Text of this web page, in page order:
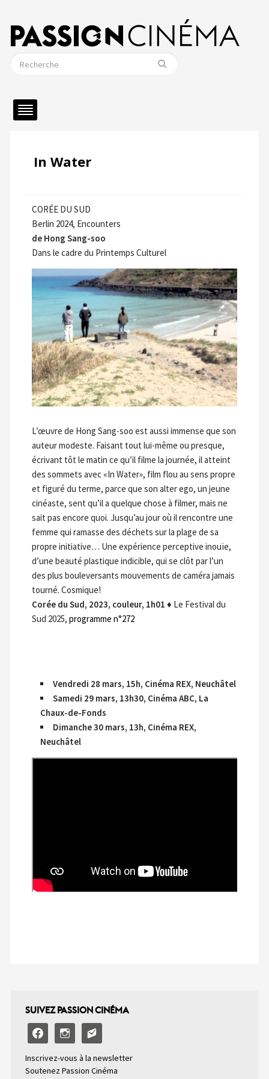
In Water
CORÉE DU SUD
Berlin 2024, Encounters
de Hong Sang-soo
Dans le cadre du Printemps Culturel
L’œuvre de Hong Sang-soo est aussi immense que son
auteur modeste. Faisant tout lui-même ou presque,
écrivant tôt le matin ce qu’il filme la journée, il atteint
des sommets avec «In Water», film flou au sens propre
et figuré du terme, parce que son alter ego, un jeune
cinéaste, sent qu’il a quelque chose à filmer, mais ne
sait pas encore quoi. Jusqu’au jour où il rencontre une
femme qui ramasse des déchets sur la plage de sa
propre initiative… Une expérience perceptive inouïe,
d’une beauté plastique indicible, qui se clôt par l’un
des plus bouleversants mouvements de caméra jamais
tourné. Cosmique!
Corée du Sud, 2023, couleur, 1h01 ♦ Le Festival du
Sud 2025, programme n°272
Vendredi 28 mars, 15h, Cinéma REX, Neuchâtel
Samedi 29 mars, 13h30, Cinéma ABC, La
Chaux-de-Fonds
Dimanche 30 mars, 13h, Cinéma REX,
Neuchâtel
SUIVEZ PASSION CINÉMA
facebookinstagramemail-
alt2
Inscrivez-vous à la newsletter
Soutenez Passion Cinéma